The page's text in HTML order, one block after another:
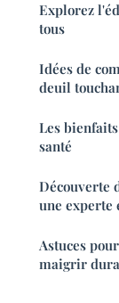
Explorez
tous
Idées de
deuil
Les
santé
Découverte
une experte
Astuces
maigrir